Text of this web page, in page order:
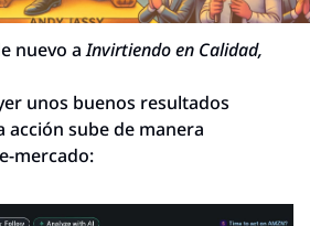
nuevo a Invirtiendo en Calidad,
unos buenos resultados
acción sube de manera
mercado: